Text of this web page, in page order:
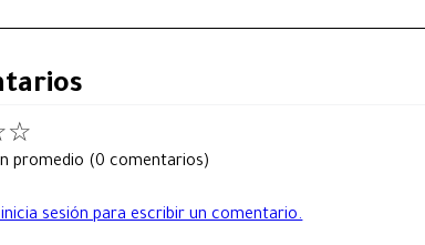
☆
promedio (0 comentarios)
sesión para escribir un comentario.